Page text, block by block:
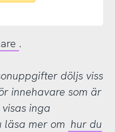
.
döljs viss
innehavare som är
inga
mer om hur du